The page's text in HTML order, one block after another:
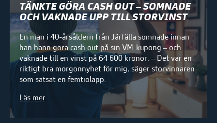
TÄNKTE GÖRA CASH OUT – SOMNADE
OCH VAKNADE UPP TILL STORVINST
En man i 40-årsåldern från Järfälla somnade innan
han hann göra cash out på sin VM-kupong – och
vaknade till en vinst på 64 600 kronor. – Det var en
riktigt bra morgonnyhet för mig, säger storvinnaren
som satsat en femtiolapp.
Läs mer